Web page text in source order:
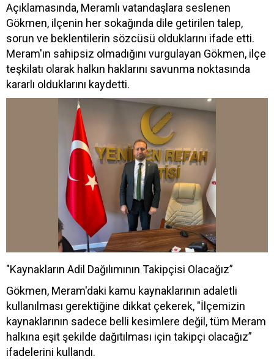
Açıklamasında, Meramlı vatandaşlara seslenen
Gökmen, ilçenin her sokağında dile getirilen talep,
sorun ve beklentilerin sözcüsü olduklarını ifade etti.
Meram'ın sahipsiz olmadığını vurgulayan Gökmen, ilçe
teşkilatı olarak halkın haklarını savunma noktasında
kararlı olduklarını kaydetti.
"Kaynakların Adil Dağılımının Takipçisi Olacağız”
Gökmen, Meram'daki kamu kaynaklarının adaletli
kullanılması gerektiğine dikkat çekerek, "İlçemizin
kaynaklarının sadece belli kesimlere değil, tüm Meram
halkına eşit şekilde dağıtılması için takipçi olacağız”
ifadelerini kullandı.